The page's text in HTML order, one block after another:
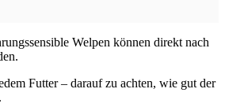
Welpen können direkt nach
Futter – darauf zu achten, wie gut der